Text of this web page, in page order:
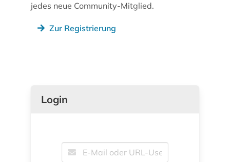
jedes neue Community-Mitglied.
Zur Registrierung
Login